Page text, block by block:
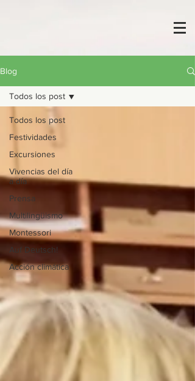
Blog
Todos los post
Festividades
Excursiones
Vivencias del día
a día
Prensa
Multilingüismo
Montessori
Auf Deutsch!
Acción climática
Todos los post